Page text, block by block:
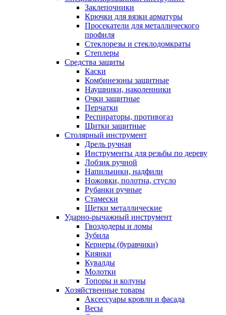
Заклепочники
Крючки для вязки арматуры
Просекатели для металлического
профиля
Стеклорезы и стеклодомкраты
Степлеры
Средства защиты
Каски
Комбинезоны защитные
Наушники, наколенники
Очки защитные
Перчатки
Респираторы, противогаз
Щитки защитные
Столярный инструмент
Дрель ручная
Инструменты для резьбы по дереву
Лобзик ручной
Напильники, надфили
Ножовки, полотна, стусло
Рубанки ручные
Стамески
Щетки металлические
Ударно-рычажный инструмент
Гвоздодеры и ломы
Зубила
Кернеры (буравчики)
Киянки
Кувалды
Молотки
Топоры и колуны
Хозяйственные товары
Аксессуары кровли и фасада
Весы